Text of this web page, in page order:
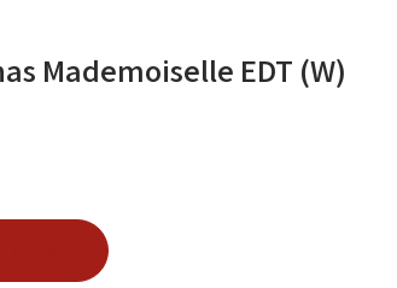
Mademoiselle EDT (W)